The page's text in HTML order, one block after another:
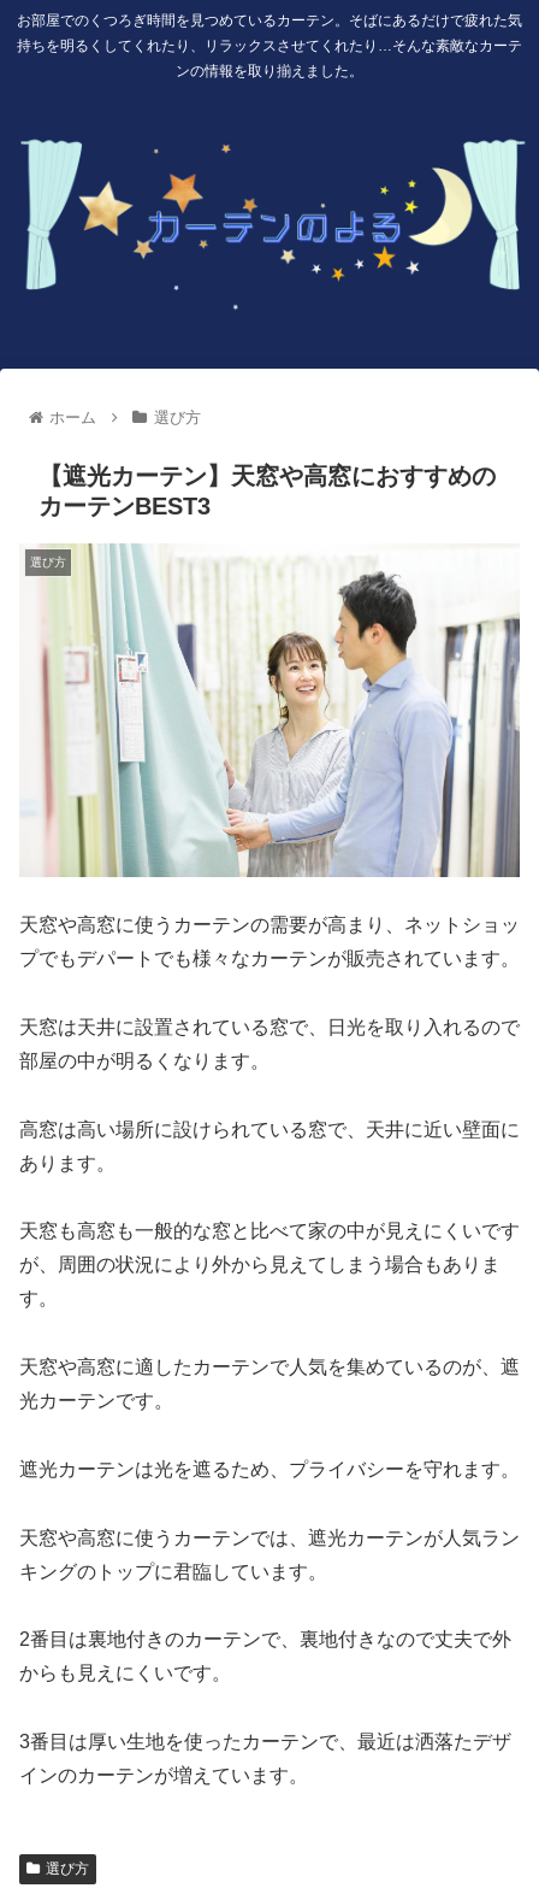
お部屋でのくつろぎ時間を見つめているカーテン。そばにあるだけで疲れた気
持ちを明るくしてくれたり、リラックスさせてくれたり…そんな素敵なカーテ
ンの情報を取り揃えました。
ホーム 選び方
【遮光カーテン】天窓や高窓におすすめの
カーテンBEST3
選び方
天窓や高窓に使うカーテンの需要が高まり、ネットショッ
プでもデパートでも様々なカーテンが販売されています。
天窓は天井に設置されている窓で、日光を取り入れるので
部屋の中が明るくなります。
高窓は高い場所に設けられている窓で、天井に近い壁面に
あります。
天窓も高窓も一般的な窓と比べて家の中が見えにくいです
が、周囲の状況により外から見えてしまう場合もありま
す。
天窓や高窓に適したカーテンで人気を集めているのが、遮
光カーテンです。
遮光カーテンは光を遮るため、プライバシーを守れます。
天窓や高窓に使うカーテンでは、遮光カーテンが人気ラン
キングのトップに君臨しています。
2番目は裏地付きのカーテンで、裏地付きなので丈夫で外
からも見えにくいです。
3番目は厚い生地を使ったカーテンで、最近は洒落たデザ
インのカーテンが増えています。
選び方